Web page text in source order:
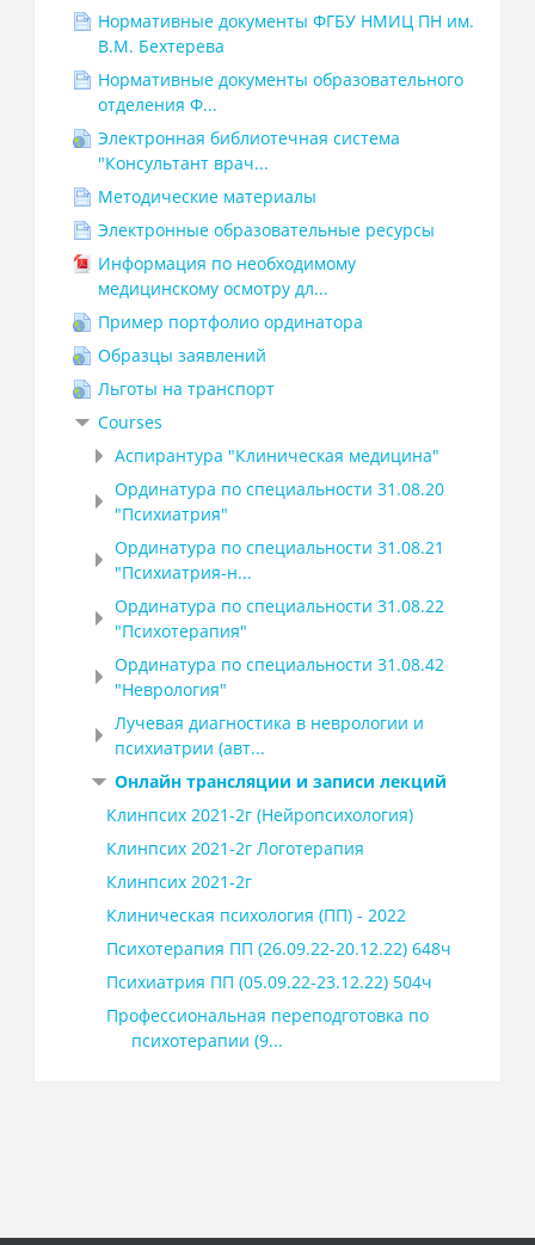
Нормативные документы ФГБУ НМИЦ ПН им.
В.М. Бехтерева
Нормативные документы образовательного
отделения Ф...
Электронная библиотечная система
"Консультант врач...
Методические материалы
Электронные образовательные ресурсы
Информация по необходимому
медицинскому осмотру дл...
Пример портфолио ординатора
Образцы заявлений
Льготы на транспорт
Courses
Аспирантура "Клиническая медицина"
Ординатура по специальности 31.08.20
"Психиатрия"
Ординатура по специальности 31.08.21
"Психиатрия-н...
Ординатура по специальности 31.08.22
"Психотерапия"
Ординатура по специальности 31.08.42
"Неврология"
Лучевая диагностика в неврологии и
психиатрии (авт...
Онлайн трансляции и записи лекций
Клинпсих 2021-2г (Нейропсихология)
Клинпсих 2021-2г Логотерапия
Клинпсих 2021-2г
Клиническая психология (ПП) - 2022
Психотерапия ПП (26.09.22-20.12.22) 648ч
Психиатрия ПП (05.09.22-23.12.22) 504ч
Профессиональная переподготовка по
психотерапии (9...